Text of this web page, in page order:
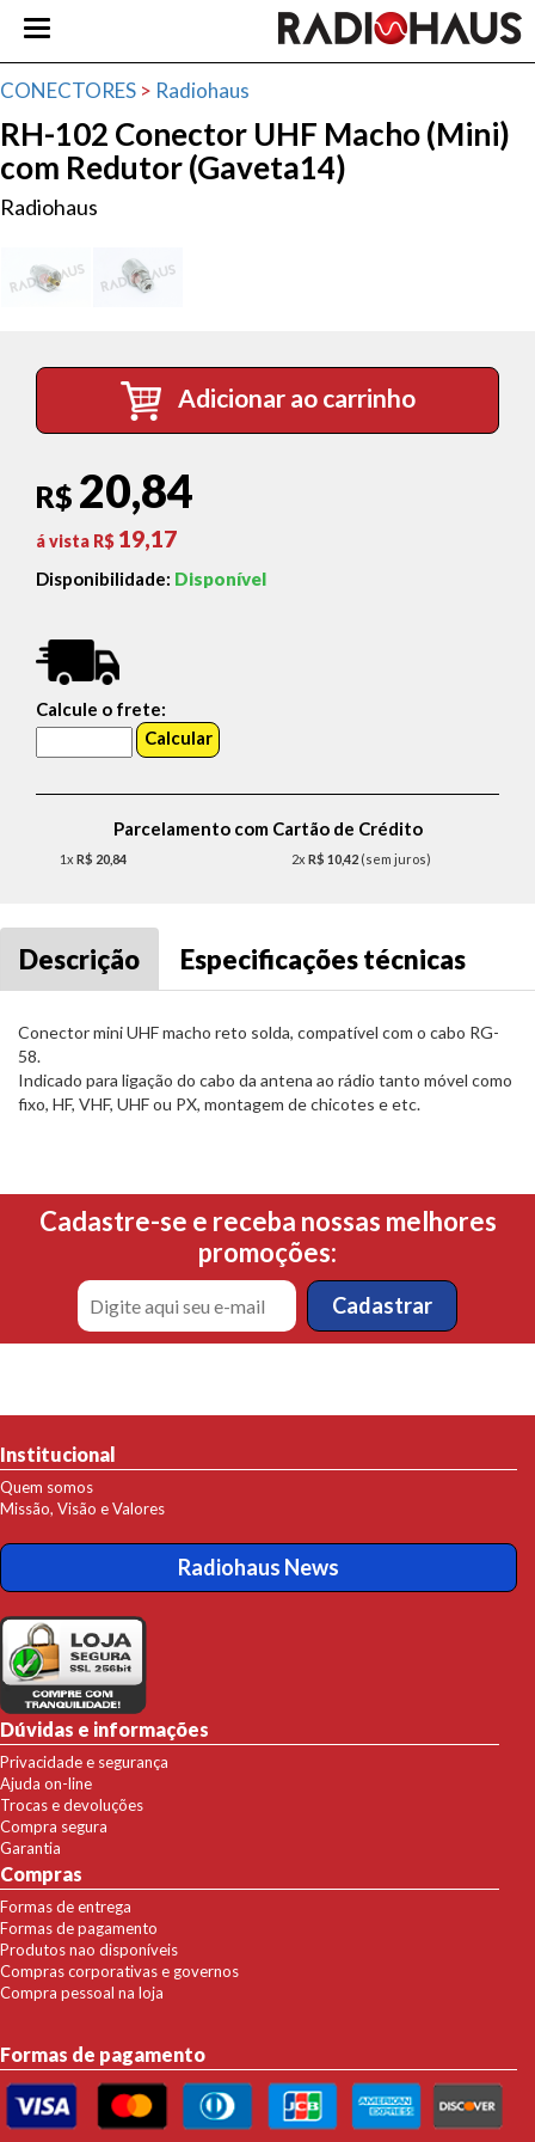
CONECTORES > Radiohaus
RH-102 Conector UHF Macho (Mini)
com Redutor (Gaveta14)
Radiohaus
Adicionar ao carrinho
R$ 20,84
á vista R$ 19,17
Disponibilidade: Disponível
Calcule o frete:
Parcelamento com Cartão de Crédito
1x R$ 20,84 2x R$ 10,42 (sem juros)
Descrição Especificações técnicas
Conector mini UHF macho reto solda, compatível com o cabo RG-
58.
Indicado para ligação do cabo da antena ao rádio tanto móvel como
fixo, HF, VHF, UHF ou PX, montagem de chicotes e etc.
Cadastre-se e receba nossas melhores
promoções:
Institucional
Quem somos
Missão, Visão e Valores
Radiohaus News
Dúvidas e informações
Privacidade e segurança
Ajuda on-line
Trocas e devoluções
Compra segura
Garantia
Compras
Formas de entrega
Formas de pagamento
Produtos nao disponíveis
Compras corporativas e governos
Compra pessoal na loja
Formas de pagamento